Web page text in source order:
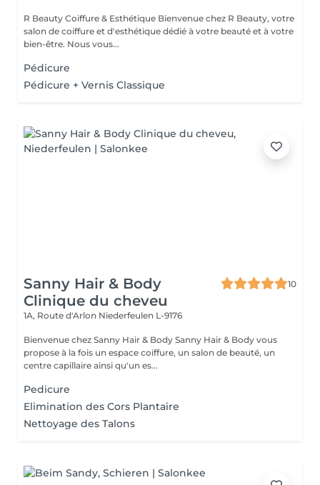
R Beauty Coiffure & Esthétique Bienvenue chez R Beauty, votre
salon de coiffure et d'esthétique dédié à votre beauté et à votre
bien-être. Nous vous...
Pédicure
Pédicure + Vernis Classique
Sanny Hair & Body
Clinique du cheveu
10
1A, Route d'Arlon Niederfeulen L-9176
Bienvenue chez Sanny Hair & Body Sanny Hair & Body vous
propose à la fois un espace coiffure, un salon de beauté, un
centre capillaire ainsi qu'un es...
Pedicure
Elimination des Cors Plantaire
Nettoyage des Talons